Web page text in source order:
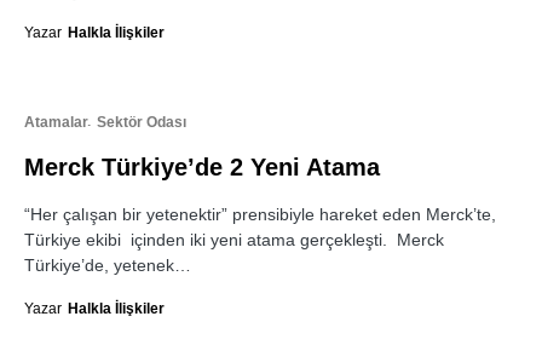
Yazar Halkla İlişkiler
Atamalar Sektör Odası
Merck Türkiye’de 2 Yeni Atama
“Her çalışan bir yetenektir” prensibiyle hareket eden Merck’te,
Türkiye ekibi içinden iki yeni atama gerçekleşti. Merck
Türkiye’de, yetenek…
Yazar Halkla İlişkiler